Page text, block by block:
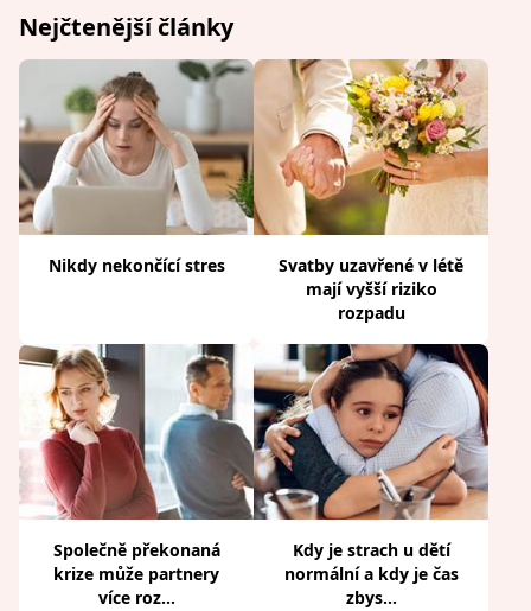
Nejčtenější články
Nikdy nekončící stres
Svatby uzavřené v létě
mají vyšší riziko
rozpadu
Společně překonaná
krize může partnery
více roz...
Kdy je strach u dětí
normální a kdy je čas
zbys...